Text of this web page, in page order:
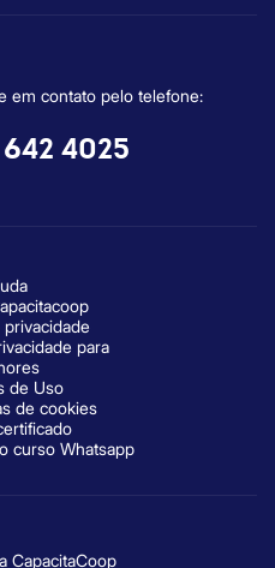
em contato pelo telefone:
4025
para
de Uso
de cookies
curso Whatsapp
CapacitaCoop